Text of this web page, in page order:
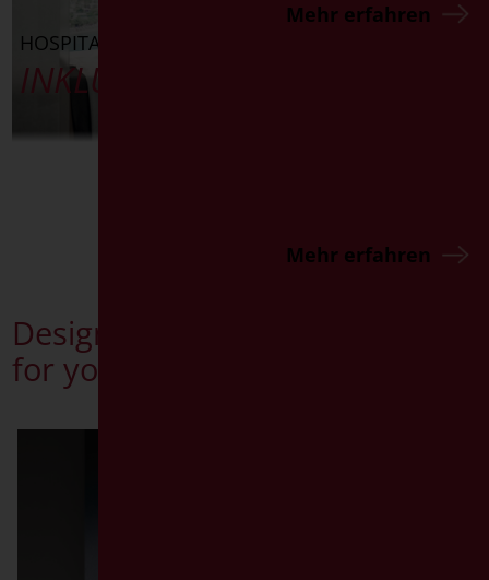
Mehr erfahren
HOSPITALITY
INKLUSIVITÄT UND STIL
Mehr erfahren
Design
for you, for All